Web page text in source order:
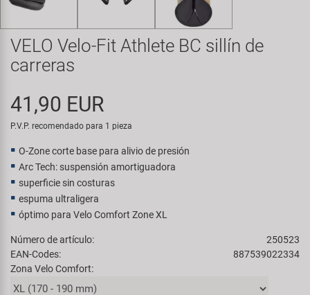
Transporte y Aparcamiento
Super B
Trail-Gator
Todas las marcas
VELO Velo-Fit Athlete BC sillín de
carreras
41,90 EUR
P.V.P. recomendado para 1 pieza
O-Zone corte base para alivio de presión
Arc Tech: suspensión amortiguadora
superficie sin costuras
espuma ultraligera
óptimo para Velo Comfort Zone XL
Número de artículo:
250523
EAN-Codes:
887539022334
Zona Velo Comfort: